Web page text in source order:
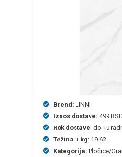
Brend: LINNI
Iznos dostave: 499 RSD
Rok dostave: do 10
Težina u kg: 19.62
Kategorija: Pločice/